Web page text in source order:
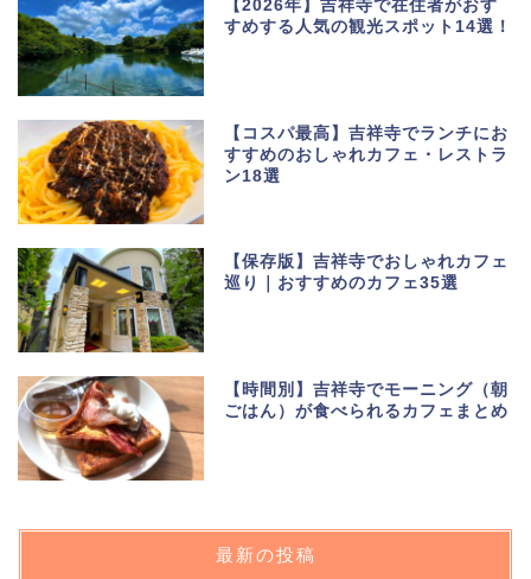
【2026年】吉祥寺で在住者がおす
すめする人気の観光スポット14選！
【コスパ最高】吉祥寺でランチにお
すすめのおしゃれカフェ・レストラ
ン18選
【保存版】吉祥寺でおしゃれカフェ
巡り｜おすすめのカフェ35選
【時間別】吉祥寺でモーニング（朝
ごはん）が食べられるカフェまとめ
最新の投稿